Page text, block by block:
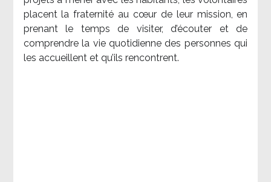
placent la fraternité au cœur de leur mission, en
prenant le temps de visiter, d’écouter et de
comprendre la vie quotidienne des personnes qui
les accueillent et qu’ils rencontrent.